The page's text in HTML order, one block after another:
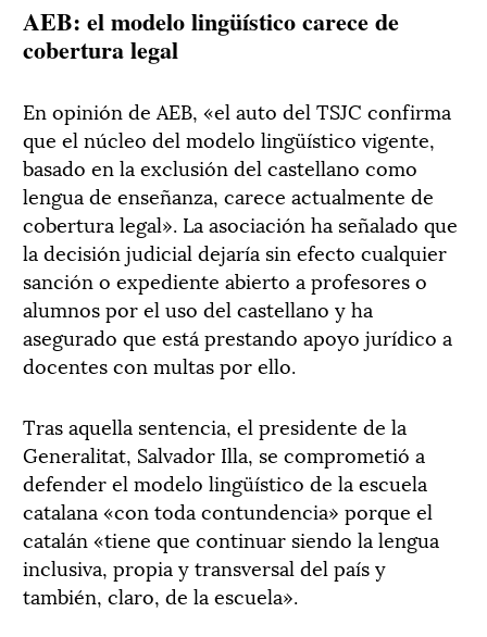
AEB: el modelo lingüístico carece de
cobertura legal
En opinión de AEB, «el auto del TSJC confirma
que el núcleo del modelo lingüístico vigente,
basado en la exclusión del castellano como
lengua de enseñanza, carece actualmente de
cobertura legal». La asociación ha señalado que
la decisión judicial dejaría sin efecto cualquier
sanción o expediente abierto a profesores o
alumnos por el uso del castellano y ha
asegurado que está prestando apoyo jurídico a
docentes con multas por ello.
Tras aquella sentencia, el presidente de la
Generalitat, Salvador Illa, se comprometió a
defender el modelo lingüístico de la escuela
catalana «con toda contundencia» porque el
catalán «tiene que continuar siendo la lengua
inclusiva, propia y transversal del país y
también, claro, de la escuela».